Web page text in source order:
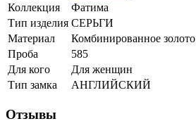
Коллекция
Фатима
Тип изделия СЕРЬГИ
Материал
Комбинированное золото
Проба
585
Для кого
Для женщин
Тип замка
АНГЛИЙСКИЙ
Отзывы